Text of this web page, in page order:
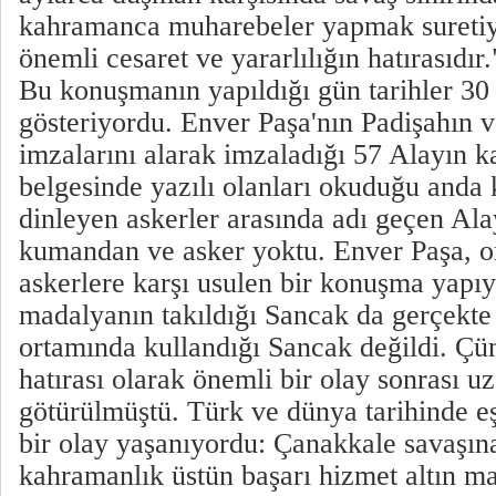
kahramanca muharebeler yapmak
önemli cesaret ve yararlılığın
Bu konuşmanın yapıldığı gün tarihler
gösteriyordu. Enver Paşa'nın Padişahın
imzalarını alarak imzaladığı 57 Alayın
belgesinde yazılı olanları okuduğu anda
dinleyen askerler arasında adı geçen
kumandan ve asker yoktu. Enver Paşa,
askerlere karşı usulen bir konuşma
madalyanın takıldığı Sancak da
ortamında kullandığı Sancak değildi.
hatırası olarak önemli bir olay sonrası
götürülmüştü. Türk ve dünya tarihinde
bir olay yaşanıyordu: Çanakkale
kahramanlık üstün başarı hizmet altın